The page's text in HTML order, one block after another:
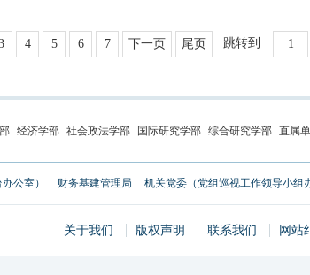
4 5 6 7 下一页 尾页 跳转到
经济学部 社会政法学部 国际研究学部 综合研究学部 直属
公室） 财务基建管理局 机关党委（党组巡视工作领导小组
关于我们 版权声明 联系我们 网站